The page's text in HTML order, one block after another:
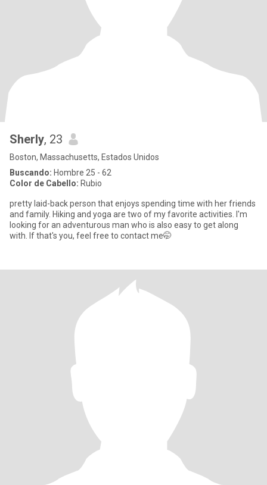
Sherly, 23
Boston, Massachusetts, Estados Unidos
Buscando: Hombre 25 - 62
Color de Cabello: Rubio
pretty laid-back person that enjoys spending time with her friends
and family. Hiking and yoga are two of my favorite activities. I'm
looking for an adventurous man who is also easy to get along
with. If that's you, feel free to contact me🤭